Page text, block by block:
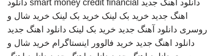
دانلود اهنگ جدید smart money credit financial دانلود
اهنگ جدید خرید بک لینک خرید بک لینک خرید شال و
روسری دانلود آهنگ جدید خرید بک لینک دانلود اهنگ جدید
دانلود اهنگ جدید خرید فالوور اینستاگرام خرید شال و